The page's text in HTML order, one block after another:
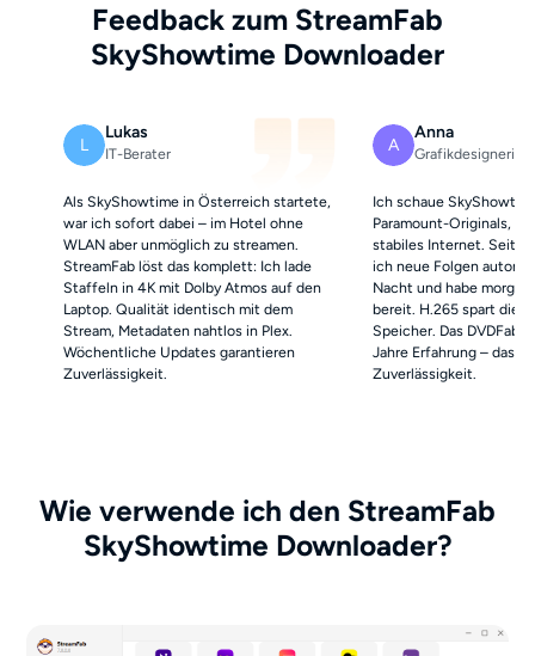
Feedback zum StreamFab
SkyShowtime Downloader
L
Lukas
IT-Berater
Als SkyShowtime in Österreich startete,
war ich sofort dabei – im Hotel ohne
WLAN aber unmöglich zu streamen.
StreamFab löst das komplett: Ich lade
Staffeln in 4K mit Dolby Atmos auf den
Laptop. Qualität identisch mit dem
Stream, Metadaten nahtlos in Plex.
Wöchentliche Updates garantieren
Zuverlässigkeit.
A
Anna
Grafikdesignerin
Ich schaue
Paramount-Originals,
stabiles Internet. Seit
ich neue Folgen
Nacht und habe
bereit. H.265 spart die
Speicher. Das DVDFab-
Jahre Erfahrung – das
Zuverlässigkeit.
Wie verwende ich den StreamFab
SkyShowtime Downloader?